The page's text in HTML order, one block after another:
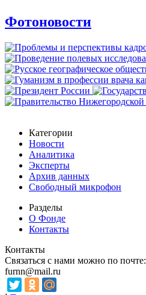
Фотоновости
Категории
Новости
Аналитика
Эксперты
Архив данных
Свободный микрофон
Разделы
О Фонде
Контакты
Контакты
Связаться с нами можно по почте:
furnn@mail.ru